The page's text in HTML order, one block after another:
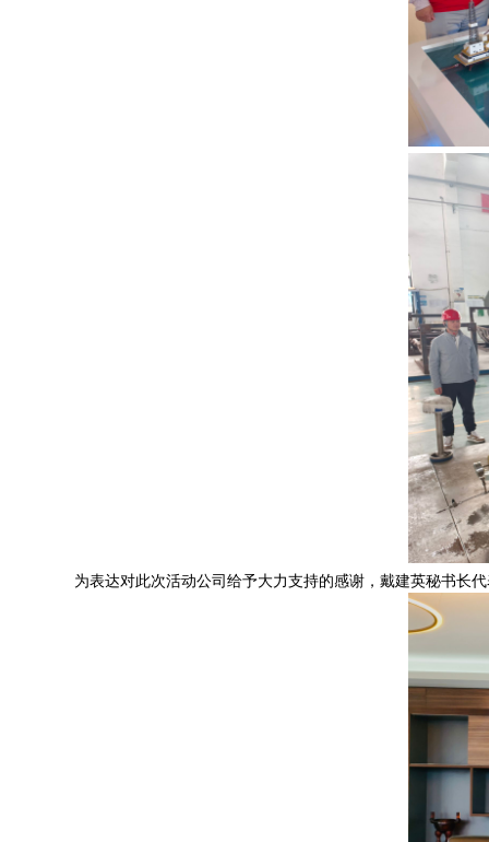
为表达对此次活动公司给予大力支持的感谢，戴建英秘书长